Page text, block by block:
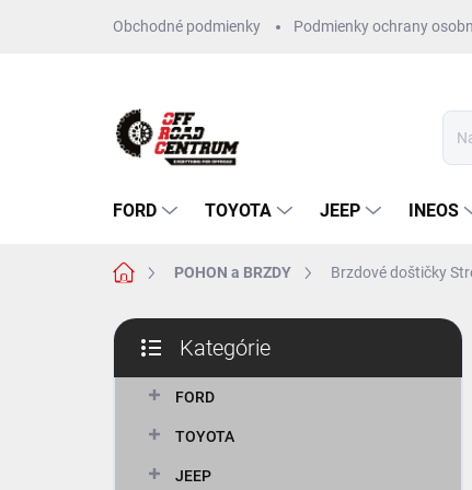
Obchodné podmienky Podmienky ochrany
FORD TOYOTA JEEP INEOS
DomovPOHON a BRZDY Brzdové doštičky
B
č
kategórie
Kategórie
FORD
TOYOTA
JEEP